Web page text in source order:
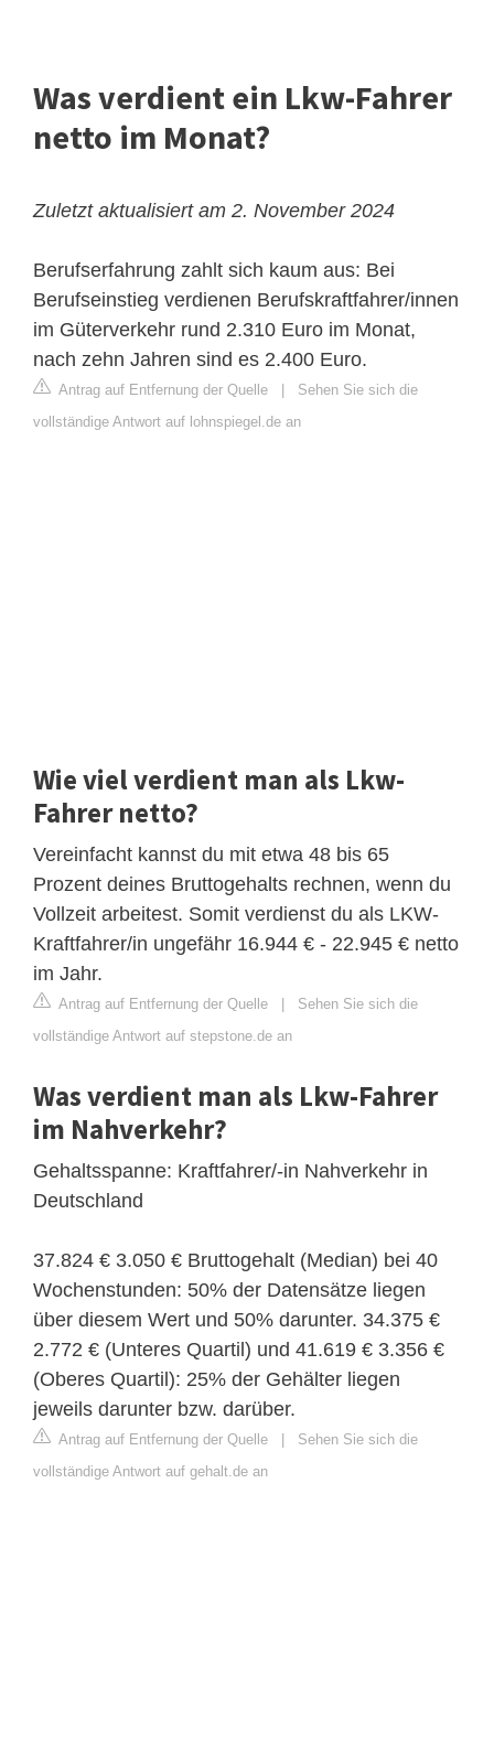
Was verdient ein Lkw-Fahrer
netto im Monat?
Zuletzt aktualisiert am 2. November 2024
Berufserfahrung zahlt sich kaum aus: Bei
Berufseinstieg verdienen Berufskraftfahrer/innen
im Güterverkehr rund 2.310 Euro im Monat,
nach zehn Jahren sind es 2.400 Euro.
Antrag auf Entfernung der Quelle
Sehen Sie sich die
vollständige Antwort auf lohnspiegel.de an
Wie viel verdient man als Lkw-
Fahrer netto?
Vereinfacht kannst du mit etwa 48 bis 65
Prozent deines Bruttogehalts rechnen, wenn du
Vollzeit arbeitest. Somit verdienst du als LKW-
Kraftfahrer/in ungefähr 16.944 € - 22.945 € netto
im Jahr.
Antrag auf Entfernung der Quelle
Sehen Sie sich die
vollständige Antwort auf stepstone.de an
Was verdient man als Lkw-Fahrer
im Nahverkehr?
Gehaltsspanne: Kraftfahrer/-in Nahverkehr in
Deutschland
37.824 € 3.050 € Bruttogehalt (Median) bei 40
Wochenstunden: 50% der Datensätze liegen
über diesem Wert und 50% darunter. 34.375 €
2.772 € (Unteres Quartil) und 41.619 € 3.356 €
(Oberes Quartil): 25% der Gehälter liegen
jeweils darunter bzw. darüber.
Antrag auf Entfernung der Quelle
Sehen Sie sich die
vollständige Antwort auf gehalt.de an